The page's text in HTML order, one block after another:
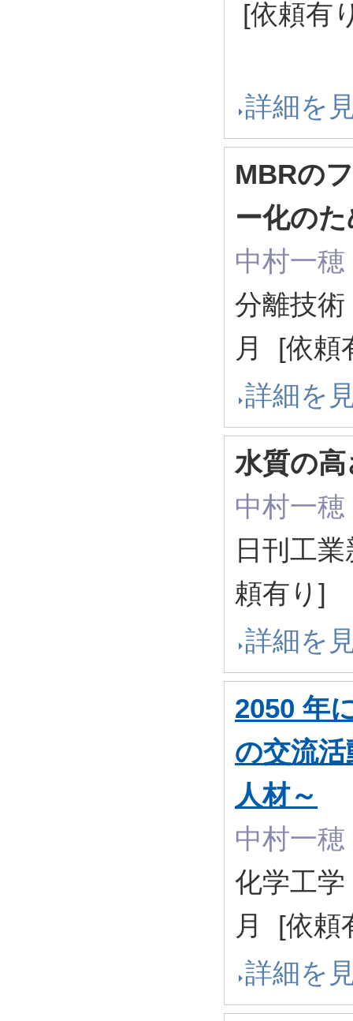
[依頼有
詳細を
MBRの
ー化の
中村一穂
分離技
月 [依頼
詳細を
水質の
中村一穂
日刊工
頼有り]
詳細を
2050 年
の交流
人材～
中村一穂
化学工
月 [依頼
詳細を